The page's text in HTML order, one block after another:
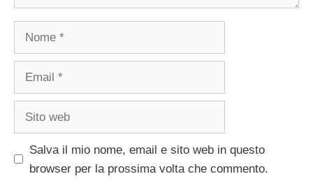
Nome
Email
Sito
Salva il mio nome, email e sito web in questo
browser per la prossima volta che commento.